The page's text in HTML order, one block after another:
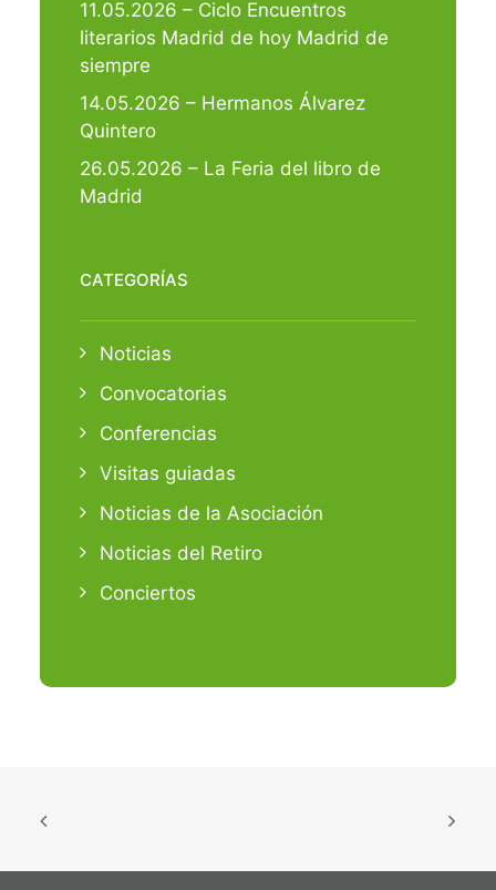
11.05.2026 – Ciclo Encuentros
literarios Madrid de hoy Madrid de
siempre
14.05.2026 – Hermanos Álvarez
Quintero
26.05.2026 – La Feria del libro de
Madrid
CATEGORÍAS
Noticias
Convocatorias
Conferencias
Visitas guiadas
Noticias de la Asociación
Noticias del Retiro
Conciertos